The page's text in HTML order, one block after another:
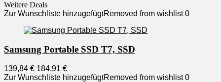
Weitere Deals
Zur Wunschliste hinzugefügtRemoved from wishlist 0
Samsung Portable SSD T7, SSD
139,84 € 184,91 €
Zur Wunschliste hinzugefügtRemoved from wishlist 0